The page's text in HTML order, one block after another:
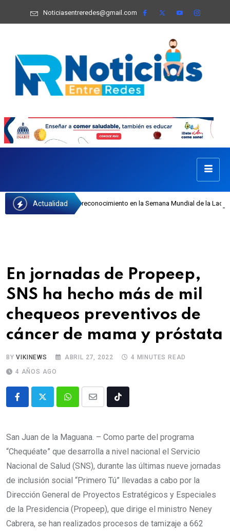
Noticiasentreredes@gmail.com
Actualidad
recibe reconocimiento en la Semana Mundial de la Lactancia Materna
En jornadas de Propeep,
SNS ha hecho más de mil
chequeos preventivos de
cáncer de mama y próstata
BYVIKINEWS ABRIL 27, 2022
4 MINUTES READ
4 AÑOS AGO
San Juan de la Maguana. – Como parte del programa
“Chequéate” que desarrolla a nivel nacional el Servicio
Nacional de Salud (SNS), durante las últimas nueve jornadas
de inclusión social “Primero Tú” llevadas a cabo por la
Dirección General de Proyectos Estratégicos y Especiales
de la Presidencia (Propeep), que dirige el ministro Neney
Cabrera, se han realizados procesos de tamizaje a 662